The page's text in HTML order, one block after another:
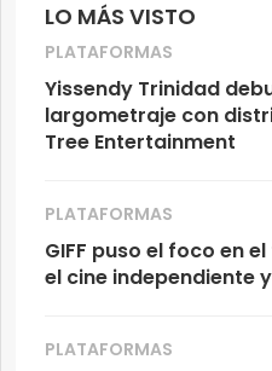
LO MÁS VISTO
PLATAFORMAS
Yissendy Trinidad
largometraje con
Tree Entertainment
PLATAFORMAS
GIFF puso el foco en
el cine independiente
PLATAFORMAS